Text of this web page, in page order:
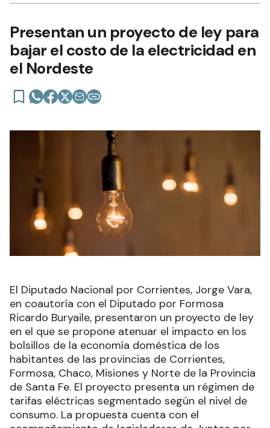
Presentan un proyecto de ley para
bajar el costo de la electricidad en
el Nordeste
El Diputado Nacional por Corrientes, Jorge Vara,
en coautoría con el Diputado por Formosa
Ricardo Buryaile, presentaron un proyecto de ley
en el que se propone atenuar el impacto en los
bolsillos de la economía doméstica de los
habitantes de las provincias de Corrientes,
Formosa, Chaco, Misiones y Norte de la Provincia
de Santa Fe. El proyecto presenta un régimen de
tarifas eléctricas segmentado según el nivel de
consumo. La propuesta cuenta con el